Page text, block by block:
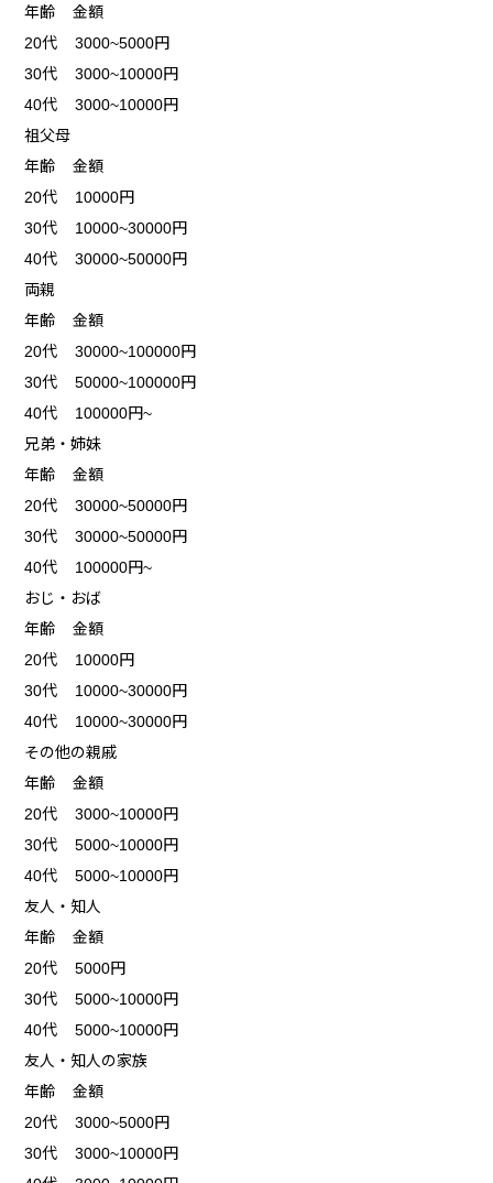
年齢 金額
20代 3000~5000円
30代 3000~10000円
40代 3000~10000円
祖父母
年齢 金額
20代 10000円
30代 10000~30000円
40代 30000~50000円
両親
年齢 金額
20代 30000~100000円
30代 50000~100000円
40代 100000円~
兄弟・姉妹
年齢 金額
20代 30000~50000円
30代 30000~50000円
40代 100000円~
おじ・おば
年齢 金額
20代 10000円
30代 10000~30000円
40代 10000~30000円
その他の親戚
年齢 金額
20代 3000~10000円
30代 5000~10000円
40代 5000~10000円
友人・知人
年齢 金額
20代 5000円
30代 5000~10000円
40代 5000~10000円
友人・知人の家族
年齢 金額
20代 3000~5000円
30代 3000~10000円